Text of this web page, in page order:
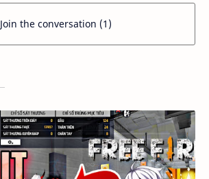
Join the conversation (1)